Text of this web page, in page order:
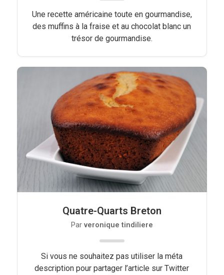
Une recette américaine toute en gourmandise,
des muffins à la fraise et au chocolat blanc un
trésor de gourmandise.
Quatre-Quarts Breton
Par veronique tindiliere
Si vous ne souhaitez pas utiliser la méta
description pour partager l’article sur Twitter